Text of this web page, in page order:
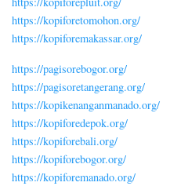
https://kopiforetomohon.org/
https://kopiforemakassar.org/
https://pagisorebogor.org/
https://pagisoretangerang.org/
https://kopikenanganmanado.org/
https://kopiforedepok.org/
https://kopiforebali.org/
https://kopiforebogor.org/
https://kopiforemanado.org/